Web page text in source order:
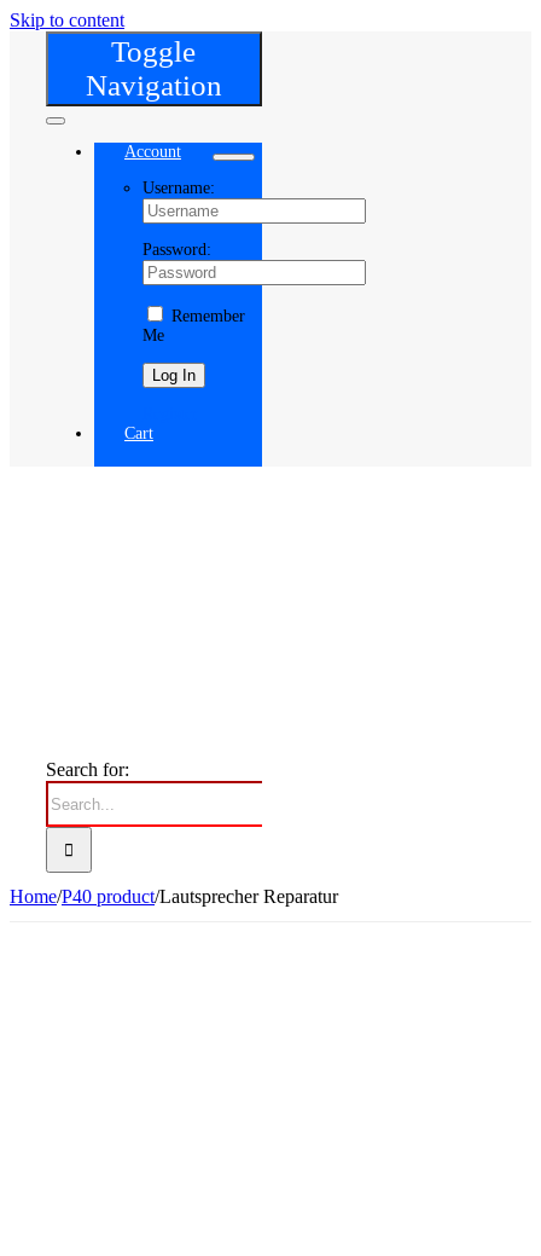
Skip to content
Toggle
Navigation
Account
Username:
Password:
Remember
Me
Cart
Search for:
Home/P40 product/Lautsprecher Reparatur